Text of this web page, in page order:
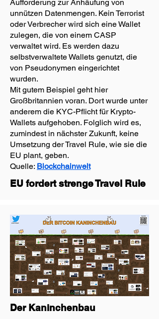
Aufforderung zur Anhäufung von
unnützen Datenmengen. Kein Terrorist
oder Verbrecher wird sich eine Wallet
zulegen, die von einem CASP
verwaltet wird. Es werden dazu
selbstverwaltete Wallets genutzt, die
von Pseudonymen eingerichtet
wurden.
Mit gutem Beispiel geht hier
Großbritannien voran. Dort wurde unter
anderem die KYC-Pflicht für Krypto-
Wallets aufgehoben. Folglich wird es,
zumindest in nächster Zukunft, keine
Umsetzung der Travel Rule, wie sie die
EU plant, geben.
Quelle: Blockchainwelt
EU fordert strenge Travel Rule
Der Kaninchenbau